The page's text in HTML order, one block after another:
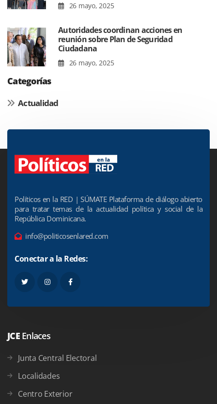
26 mayo, 2025
Autoridades coordinan acciones en
reunión sobre Plan de Seguridad
Ciudadana
26 mayo, 2025
Categorías
Actualidad
Políticos en la RED | SÚMATE Plataforma de diálogo abierto
para tratar temas de la actualidad política y social de la
República Dominicana.
info@politicosenlared.com
Conectar a la Redes:
JCE Enlaces
Junta Central Electoral
Localidades
Centro Exterior